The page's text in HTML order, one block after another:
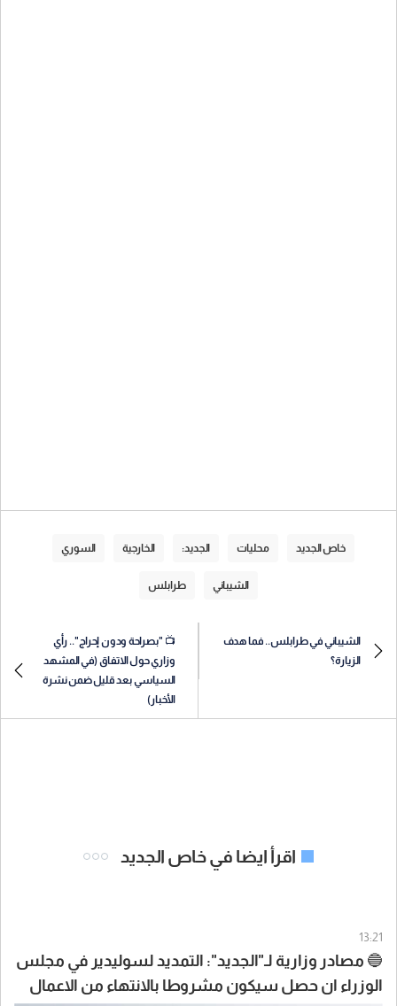
خاص الجديد محليات الجديد: الخارجية السوري
الشيباني طرابلس
الشيباني في طرابلس.. فما هدف
الزيارة؟
📺 "بصراحة ودون إحراج".. رأي
وزاري حول الاتفاق (في المشهد
السياسي بعد قليل ضمن نشرة
الأخبار)
اقرأ ايضا في خاص الجديد
13:21
🔵 مصادر وزارية لـ"الجديد": التمديد لسوليدير في مجلس
الوزراء ان حصل سيكون مشروطا بالانتهاء من الاعمال